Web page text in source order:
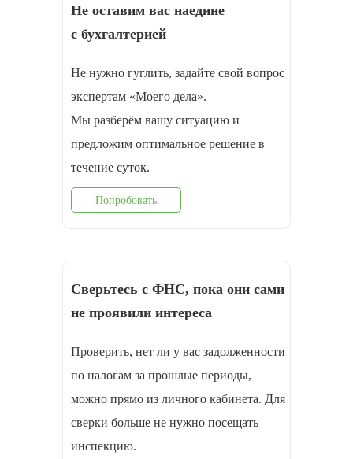
Не оставим вас наедине
с бухгалтерией
Не нужно гуглить, задайте свой вопрос
экспертам «Моего дела».
Мы разберём вашу ситуацию и
предложим оптимальное решение в
течение суток.
Попробовать
Сверьтесь с ФНС, пока они сами
не проявили интереса
Проверить, нет ли у вас задолженности
по налогам за прошлые периоды,
можно прямо из личного кабинета. Для
сверки больше не нужно посещать
инспекцию.